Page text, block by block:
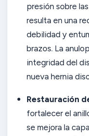
presión sobre
resulta en una
debilidad y
brazos. La
integridad del
nueva hernia
Restauración
fortalecer el
se mejora la